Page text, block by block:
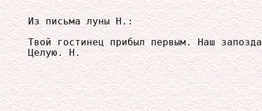
Из письма луны Н.:
Твой гостинец прибыл первым. Наш
Целую. Н.